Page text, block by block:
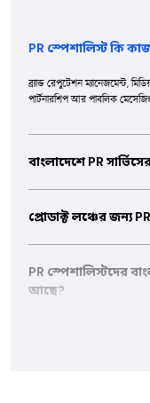
PR স্পেশালিস্ট কি
ব্র্যান্ড রেপুটেশন ম্যানেজমেন্ট,
পার্টনারশিপ আর পাবলিক
বাংলাদেশে PR
২০,০০০-১,০০,০০০ টাকা —
প্রোডাক্ট লঞ্চের জন্য
প্রেস কিট, ইভেন্ট PR আর
PR স্পেশালিস্টদের
আছে?
অভিজ্ঞ PR স্পেশালিস্টদের
পাবলিকেশনের সাথে শক্তিশালী